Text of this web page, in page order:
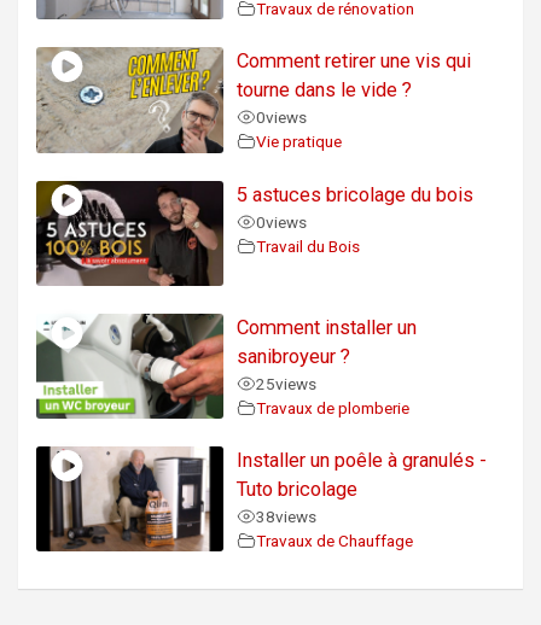
Travaux de rénovation
Comment retirer une vis qui
tourne dans le vide ?
0views
Vie pratique
5 astuces bricolage du bois
0views
Travail du Bois
Comment installer un
sanibroyeur ?
25views
Travaux de plomberie
Installer un poêle à granulés -
Tuto bricolage
38views
Travaux de Chauffage